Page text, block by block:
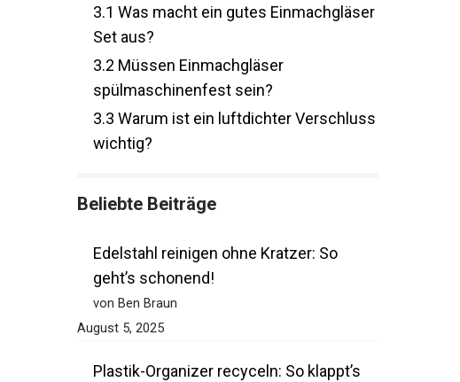
3.1 Was macht ein gutes Einmachgläser
Set aus?
3.2 Müssen Einmachgläser
spülmaschinenfest sein?
3.3 Warum ist ein luftdichter Verschluss
wichtig?
Beliebte Beiträge
Edelstahl reinigen ohne Kratzer: So
geht’s schonend!
von Ben Braun
August 5, 2025
Plastik-Organizer recyceln: So klappt’s